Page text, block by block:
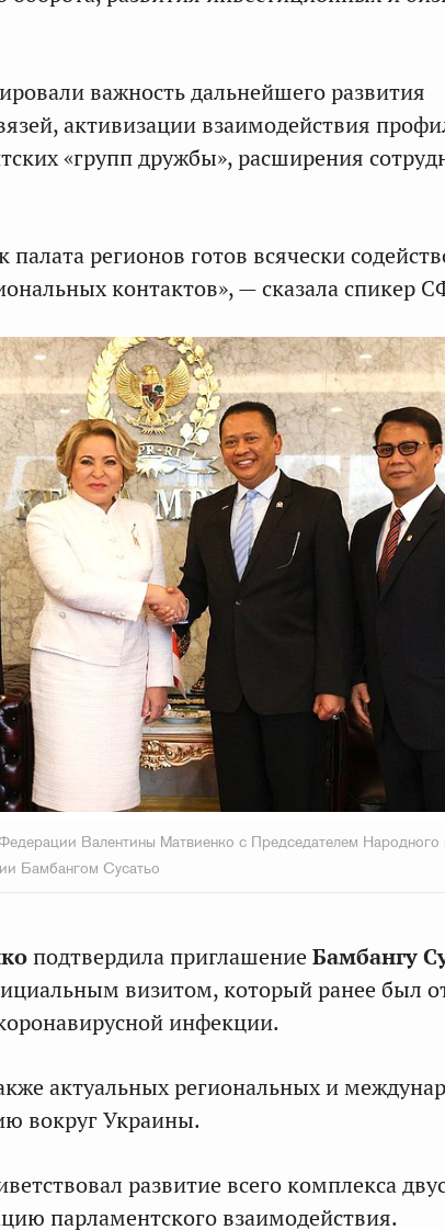
важность дальнейшего развития
активизации взаимодействия
«групп дружбы», расширения
регионов готов всячески
контактов», — сказала спикер
Валентины Матвиенко с Председателем Народного
Бамбангом Сусатьо
подтвердила приглашение Бамбангу
визитом, который ранее был
инфекции.
актуальных региональных и
вокруг Украины.
развитие всего комплекса
парламентского взаимодействия.